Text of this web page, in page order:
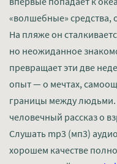
«волшебные»
На пляже он
но неожиданное
превращает эти две
опыт — о мечтах,
границы между
человечный рассказ о
Слушать mp3 (мп3)
хорошем качестве